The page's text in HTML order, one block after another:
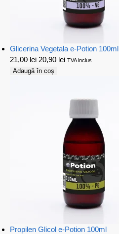
Glicerina Vegetala e-Potion 100ml
21,00lei 20,90 lei TVA inclus
Adaugă în coș
Propilen Glicol e-Potion 100ml